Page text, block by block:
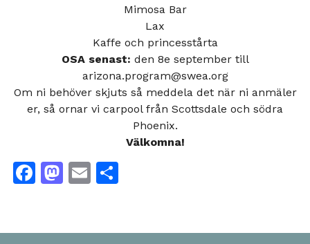
Mimosa Bar
Lax
Kaffe och princesstårta
OSA senast: den 8e september till
arizona.program@swea.org
Om ni behöver skjuts så meddela det när ni anmäler
er, så ornar vi carpool från Scottsdale och södra
Phoenix.
Välkomna!
Facebook
Mastodon
Email